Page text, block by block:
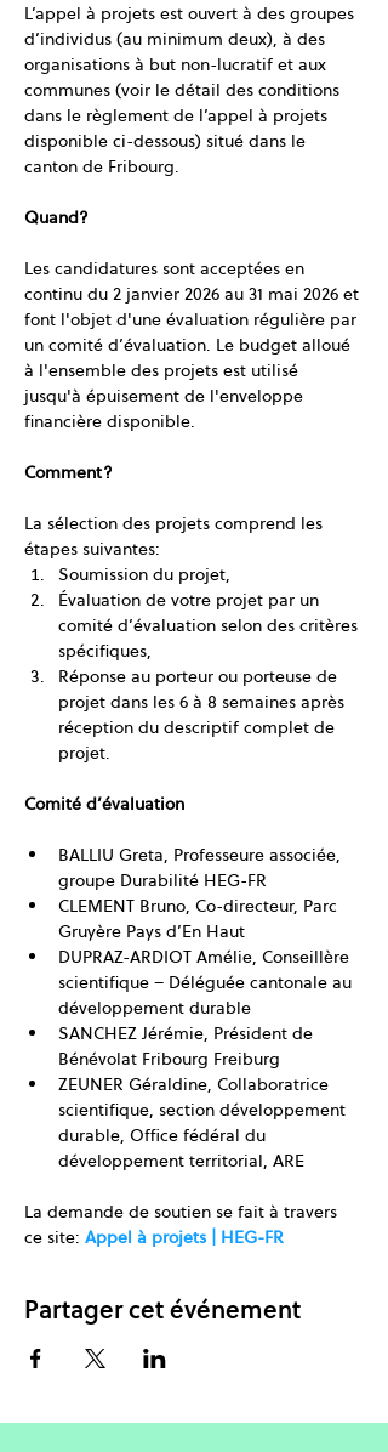
L’appel à projets est ouvert à des groupes
d’individus (au minimum deux), à des
organisations à but non-lucratif et aux
communes (voir le détail des conditions
dans le règlement de l’appel à projets
disponible ci-dessous) situé dans le
canton de Fribourg.
Quand?
Les candidatures sont acceptées en
continu du 2 janvier 2026 au 31 mai 2026 et
font l'objet d'une évaluation régulière par
un comité d’évaluation. Le budget alloué
à l'ensemble des projets est utilisé
jusqu'à épuisement de l'enveloppe
financière disponible.
Comment?
La sélection des projets comprend les
étapes suivantes:
Soumission du projet,
Évaluation de votre projet par un
comité d’évaluation selon des critères
spécifiques,
Réponse au porteur ou porteuse de
projet dans les 6 à 8 semaines après
réception du descriptif complet de
projet.
Comité d’évaluation
BALLIU Greta, Professeure associée,
groupe Durabilité HEG-FR
CLEMENT Bruno, Co-directeur, Parc
Gruyère Pays d’En Haut
DUPRAZ-ARDIOT Amélie, Conseillère
scientifique – Déléguée cantonale au
développement durable
SANCHEZ Jérémie, Président de
Bénévolat Fribourg Freiburg
ZEUNER Géraldine, Collaboratrice
scientifique, section développement
durable, Office fédéral du
développement territorial, ARE
La demande de soutien se fait à travers
ce site: Appel à projets | HEG-FR
Partager cet événement